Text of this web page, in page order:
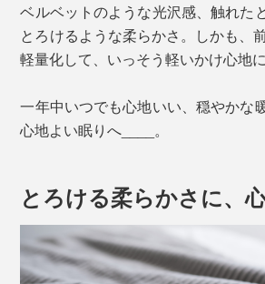
ベルベットのような光沢感、触れた
とろけるような柔らかさ。しかも、
軽量化して、いっそう軽いかけ心地に
一年中いつでも心地いい、穏やかな
心地よい眠りへ____。
とろける柔らかさに、